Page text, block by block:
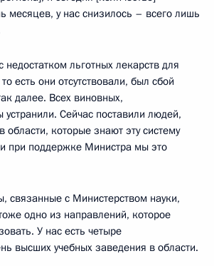
месяцев, у нас снизилось – всего лишь
льготных лекарств для
есть они отсутствовали, был сбой
далее. Всех виновных,
устранили. Сейчас поставили людей,
области, которые знают эту систему
при поддержке Министра мы это
связанные с Министерством науки,
одно из направлений, которое
У нас есть четыре
высших учебных заведения в области.